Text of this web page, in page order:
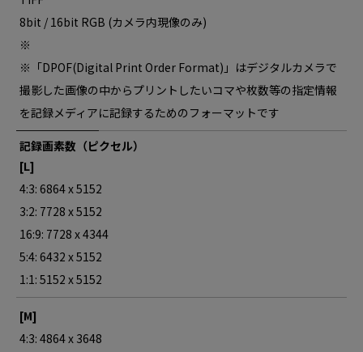
8bit / 16bit RGB (カメラ内現像のみ)
※
※「DPOF(Digital Print Order Format)」はデジタルカメラで
撮影した画像の中からプリントしたいコマや枚数等の指定情報
を記録メディアに記録するためのフォーマットです
記録画素数（ピクセル）
[L]
4:3: 6864 x 5152
3:2: 7728 x 5152
16:9: 7728 x 4344
5:4: 6432 x 5152
1:1: 5152 x 5152
[M]
4:3: 4864 x 3648